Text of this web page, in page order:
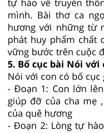
tự hào về truyền
mình. Bài thơ ca
hương với những từ
phát huy phẩm chất
vững bước trên cuộc
5. Bố cục bài Nói với
Nói với con có bố cục
- Đoạn 1: Con lớn
giúp đỡ của cha mẹ
của quê hương
- Đoạn 2: Lòng tự